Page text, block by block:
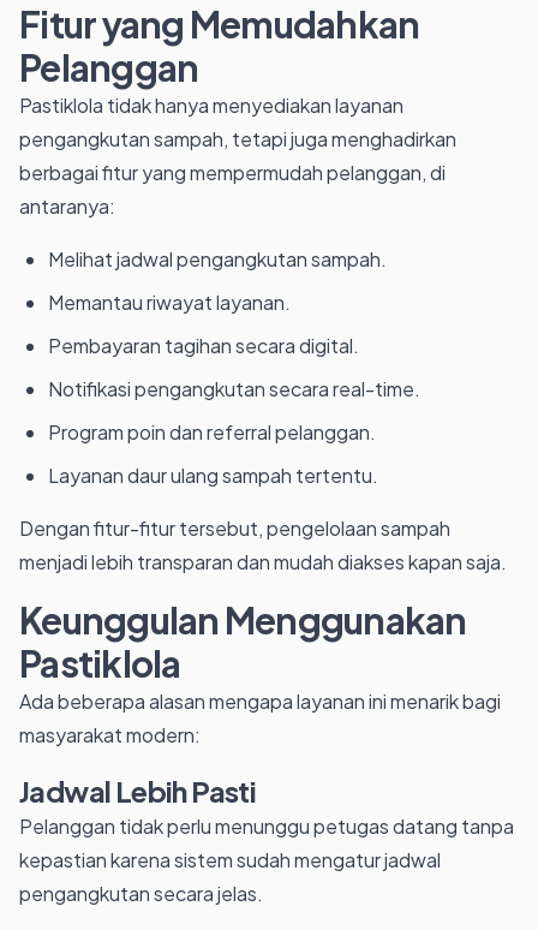
Fitur yang Memudahkan
Pelanggan
Pastiklola tidak hanya menyediakan layanan
pengangkutan sampah, tetapi juga menghadirkan
berbagai fitur yang mempermudah pelanggan, di
antaranya:
Melihat jadwal pengangkutan sampah.
Memantau riwayat layanan.
Pembayaran tagihan secara digital.
Notifikasi pengangkutan secara real-time.
Program poin dan referral pelanggan.
Layanan daur ulang sampah tertentu.
Dengan fitur-fitur tersebut, pengelolaan sampah
menjadi lebih transparan dan mudah diakses kapan saja.
Keunggulan Menggunakan
Pastiklola
Ada beberapa alasan mengapa layanan ini menarik bagi
masyarakat modern:
Jadwal Lebih Pasti
Pelanggan tidak perlu menunggu petugas datang tanpa
kepastian karena sistem sudah mengatur jadwal
pengangkutan secara jelas.